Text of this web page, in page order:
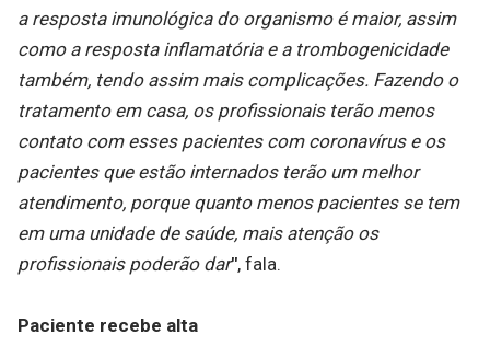
a resposta imunológica do organismo é maior, assim
como a resposta inflamatória e a trombogenicidade
também, tendo assim mais complicações. Fazendo o
tratamento em casa, os profissionais terão menos
contato com esses pacientes com coronavírus e os
pacientes que estão internados terão um melhor
atendimento, porque quanto menos pacientes se tem
em uma unidade de saúde, mais atenção os
profissionais poderão dar", fala.
Paciente recebe alta